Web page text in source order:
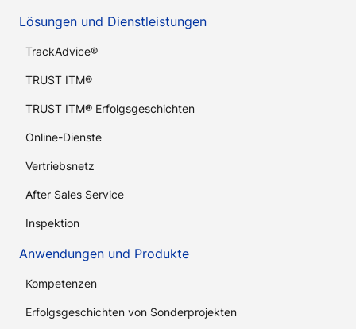
Lösungen und Dienstleistungen
TrackAdvice®
TRUST ITM®
TRUST ITM® Erfolgsgeschichten
Online-Dienste
Vertriebsnetz
After Sales Service
Inspektion
Anwendungen und Produkte
Kompetenzen
Erfolgsgeschichten von Sonderprojekten